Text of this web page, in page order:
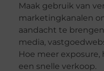
Maak gebruik van
marketingkanalen
aandacht te
media,
Hoe meer
een snelle verkoop.